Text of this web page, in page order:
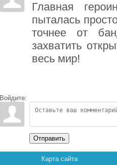
Главная
пыталась
точнее от
захватить
весь мир!
Войдите:
Отправить
Карта сайта